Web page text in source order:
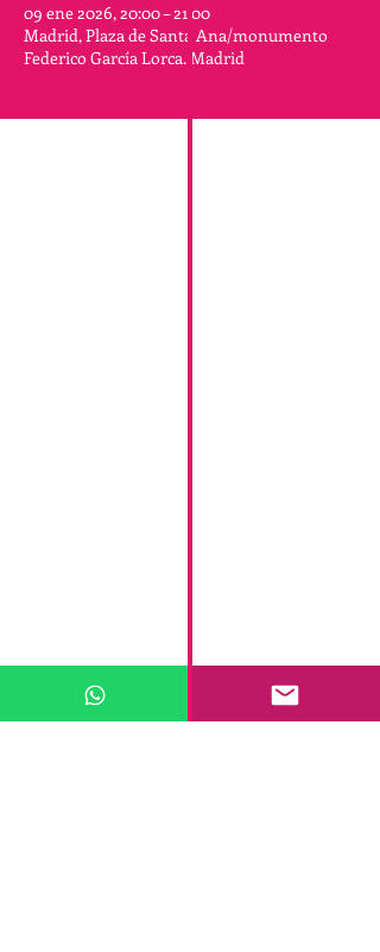
09 ene 2026, 20:00 – 21:00
Madrid, Plaza de Santa Ana/monumento
Federico García Lorca. Madrid